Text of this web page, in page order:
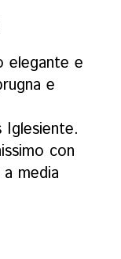
elegante e
e
Iglesiente.
con
media